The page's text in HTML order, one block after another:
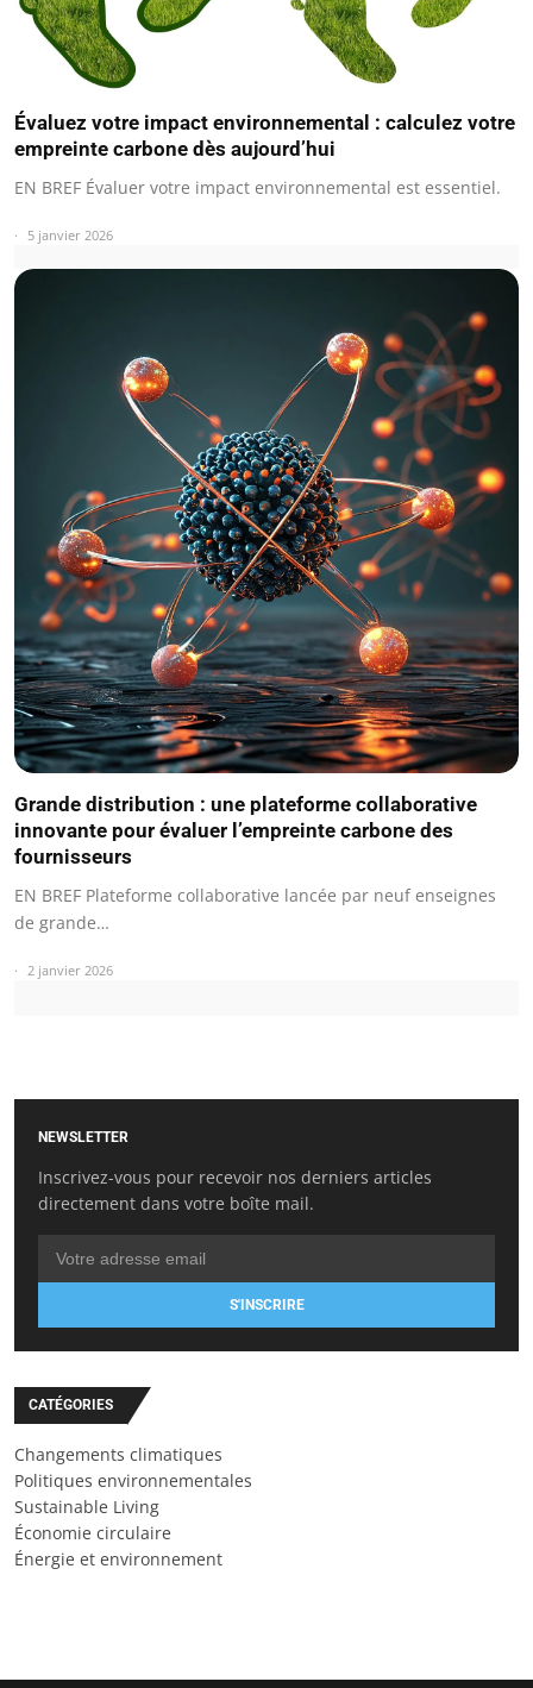
Évaluez votre impact environnemental : calculez votre
empreinte carbone dès aujourd’hui
EN BREF Évaluer votre impact environnemental est essentiel.
5 janvier 2026
Grande distribution : une plateforme collaborative
innovante pour évaluer l’empreinte carbone des
fournisseurs
EN BREF Plateforme collaborative lancée par neuf enseignes
de grande…
2 janvier 2026
NEWSLETTER
Inscrivez-vous pour recevoir nos derniers articles
directement dans votre boîte mail.
S'INSCRIRE
CATÉGORIES
Changements climatiques
Politiques environnementales
Sustainable Living
Économie circulaire
Énergie et environnement